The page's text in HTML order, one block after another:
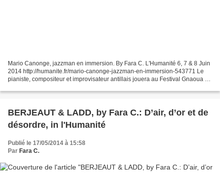
Mario Canonge, jazzman en immersion. By Fara C. L'Humanité 6, 7 & 8 Juin
2014 http://humanite.fr/mario-canonge-jazzman-en-immersion-543771 Le
pianiste, compositeur et improvisateur antillais jouera au Festival Gnaoua et
BERJEAUT & LADD, by Fara C.: D’air, d’or et de
désordre, in l'Humanité
Publié le 17/05/2014 à 15:58
Par Fara C.